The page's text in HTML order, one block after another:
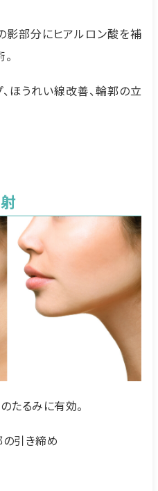
影部分にヒアルロン酸を補
ほうれい線改善、輪郭の立
たるみに有効。
引き締め